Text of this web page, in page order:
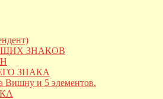
ЗНАКОВ
ЗНАКА
Вишну и 5 элементов.